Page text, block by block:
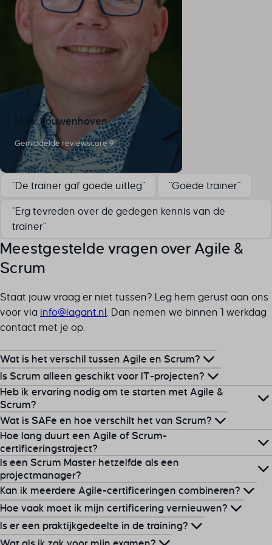
Mark Kouwenhoven
Gemiddelde reviewscore 9
"De trainer gaf goede uitleg" "Goede trainer"
"Erg tevreden over de gedegen kennis van de
trainer"
Meestgestelde vragen over Agile &
Scrum
Staat jouw vraag er niet tussen? Leg hem gerust aan ons
voor via ln.tnagal@ofni . Dan nemen we binnen 1 werkdag
contact met je op.
Wat is het verschil tussen Agile en Scrum?
Agile is een bredere filosofie en werkwijze, terwijl Scrum
een specifiek framework is binnen Agile.
Is Scrum alleen geschikt voor IT-projecten?
Nee, Scrum wordt in allerlei sectoren toegepast, zoals
marketing, HR en operations.
Heb ik ervaring nodig om te starten met Agile &
Scrum?
Nee, voor basisniveau trainingen is geen ervaring nodig.
Wat is SAFe en hoe verschilt het van Scrum?
SAFe helpt bij het opschalen van Agile werken binnen
grote organisaties, terwijl Scrum gericht is op teams.
Hoe lang duurt een Agile of Scrum-
certificeringstraject?
Afhankelijk van de training kun je binnen enkele weken
certificeren.
Is een Scrum Master hetzelfde als een
projectmanager?
Nee, een Scrum Master faciliteert het team en
optimaliseert processen, terwijl een projectmanager de
gehele projectstructuur beheert.
Kan ik meerdere Agile-certificeringen combineren?
Ja, veel professionals behalen zowel Scrum als AgilePM
of SAFe voor een brede Agile kennis.
Hoe vaak moet ik mijn certificering vernieuwen?
Sommige certificeringen zoals SAFe vereisen
Is er een praktijkgedeelte in de training?
cookieyes-other
cookieyes-performance
cookieyesID
csmm_menu
ext_name
hsoffset_*
i18next
li_adsId
li_fat_id
MicrosoftApplicationsTelemetryDeviceId
MicrosoftApplicationsTelemetryFirstLaunchTime
ph_*_posthog
SLO_GWPT_Show_Hide_tmp
SLO_wptGlobTipTmp
ssm_au_c
TSVB_UID
ws_form_debug_height
x_favorite_ids__product
zero-chakra-ui-color-mode